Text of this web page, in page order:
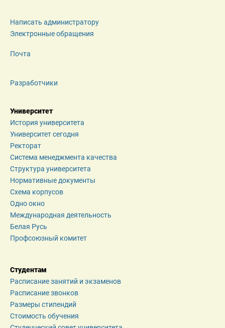
Написать администратору
Электронные обращения
Почта
Разработчики
Университет
История университета
Университет сегодня
Ректорат
Система менеджмента качества
Структура университета
Нормативные документы
Схема корпусов
Одно окно
Международная деятельность
Белая Русь
Профсоюзный комитет
Студентам
Расписание занятий и экзаменов
Расписание звонков
Размеры стипендий
Стоимость обучения